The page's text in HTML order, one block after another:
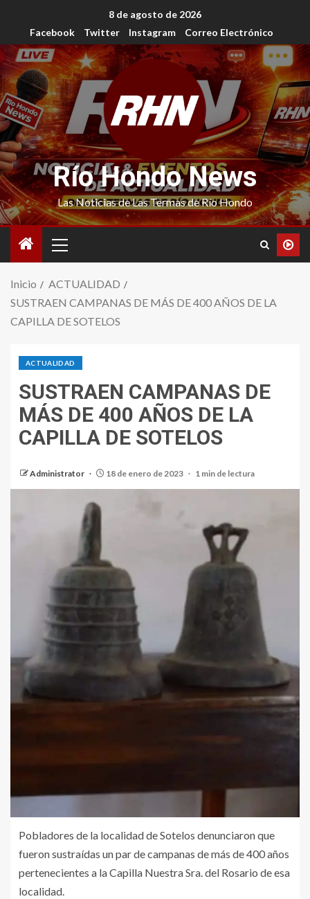
8 de agosto de 2026
Facebook
Twitter Instagram Correo Electrónico
Río Hondo News
Las Noticias de Las Termas de Río Hondo
Inicio
ACTUALIDAD
SUSTRAEN CAMPANAS DE MÁS DE 400 AÑOS DE LA
CAPILLA DE SOTELOS
ACTUALIDAD
SUSTRAEN CAMPANAS DE
MÁS DE 400 AÑOS DE LA
CAPILLA DE SOTELOS
Administrator 18 de enero de 2023 1 min de lectura
Pobladores de la localidad de Sotelos denunciaron que
fueron sustraídas un par de campanas de más de 400 años
pertenecientes a la Capilla Nuestra Sra. del Rosario de esa
localidad.